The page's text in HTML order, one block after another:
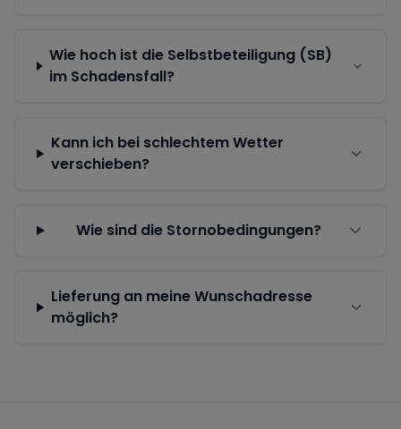
Wie hoch ist die Selbstbeteiligung (SB)
im Schadensfall?
Kann ich bei schlechtem Wetter
verschieben?
Wie sind die Stornobedingungen?
Lieferung an meine Wunschadresse
möglich?